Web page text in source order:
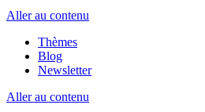
Aller au contenu
Thèmes
Blog
Newsletter
Aller au contenu